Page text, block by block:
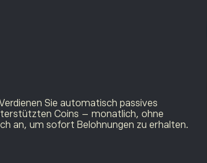
Sie automatisch passives
Coins – monatlich, ohne
an, um sofort Belohnungen zu erhalten.